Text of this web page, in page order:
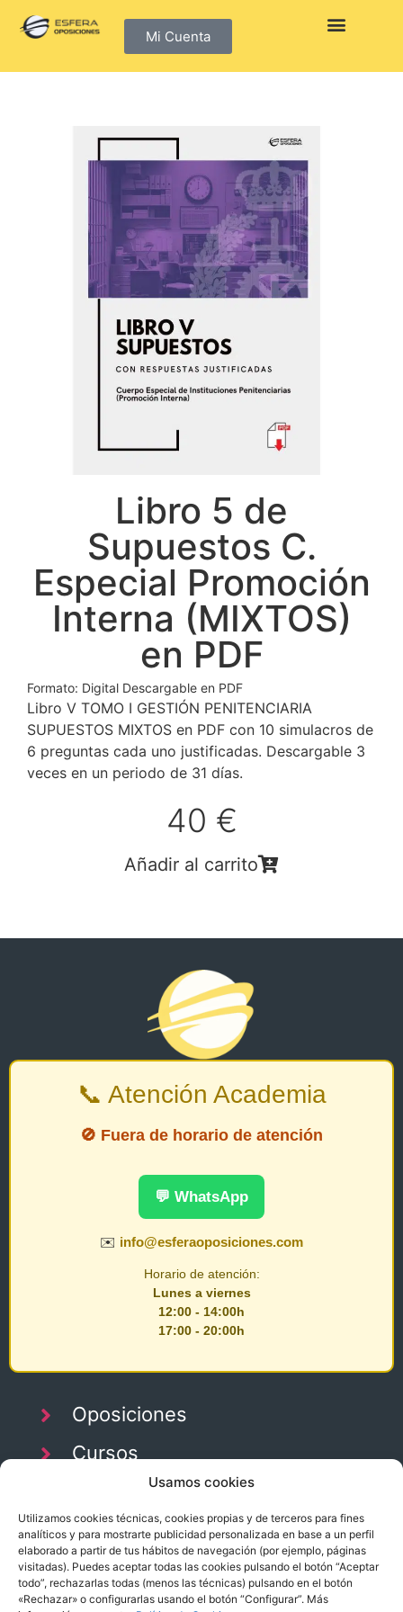
Usamos cookies
Utilizamos cookies técnicas, cookies propias y de terceros para fines
analíticos y para mostrarte publicidad personalizada en base a un perfil
elaborado a partir de tus hábitos de navegación (por ejemplo, páginas
visitadas). Puedes aceptar todas las cookies pulsando el botón “Aceptar
todo”, rechazarlas todas (menos las técnicas) pulsando en el botón
«Rechazar» o configurarlas usando el botón “Configurar”. Más
Mi Cuenta
Libro 5 de
Supuestos C.
Especial Promoción
Interna (MIXTOS)
en PDF
Formato: Digital Descargable en PDF
Libro V TOMO I GESTIÓN PENITENCIARIA
SUPUESTOS MIXTOS en PDF con 10 simulacros de
6 preguntas cada uno justificadas. Descargable 3
veces en un periodo de 31 días.
40 €
Añadir al carrito
Oposiciones
Cursos
Temarios
Blog
📞 Atención Academia
🚫 Fuera de horario de atención
💬 WhatsApp
✉️ info@esferaoposiciones.com
Horario de atención:
Lunes a viernes
12:00 - 14:00h
17:00 - 20:00h